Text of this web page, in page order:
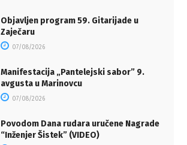
Objavljen program 59. Gitarijade u
Zaječaru
07/08/2026
Manifestacija „Pantelejski sabor” 9.
avgusta u Marinovcu
07/08/2026
Povodom Dana rudara uručene Nagrade
“Inženjer Šistek” (VIDEO)